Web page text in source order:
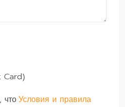
Card)
чтоУсловия и правила